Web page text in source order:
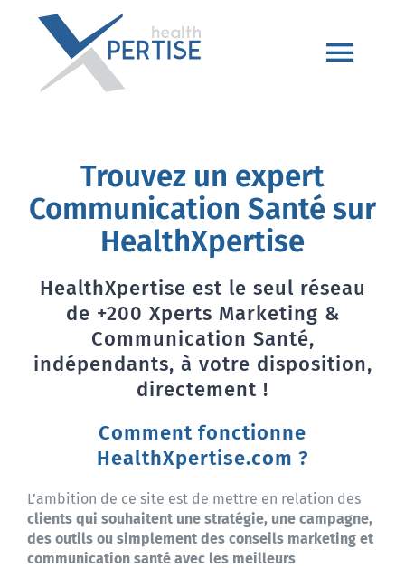
+200 Xperts Santé
Foire aux questions
Devenir Xpert
Articles
Contactez-nous
Trouvez un expert
Communication Santé sur
HealthXpertise
HealthXpertise est le seul réseau
de +200 Xperts Marketing &
Communication Santé,
indépendants, à votre disposition,
directement !
Comment fonctionne
HealthXpertise.com ?
L’ambition de ce site est de mettre en relation des
clients qui souhaitent une stratégie, une campagne,
des outils ou simplement des conseils marketing et
communication santé avec les meilleurs